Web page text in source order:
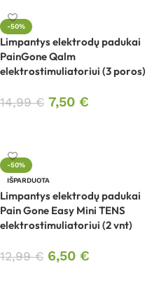
-50%
Limpantys elektrodų padukai
PainGone Qalm
elektrostimuliatoriui (3 poros)
14,99€ 7,50 €
-50%
IŠPARDUOTA
Limpantys elektrodų padukai
Pain Gone Easy Mini TENS
elektrostimuliatoriui (2 vnt)
12,99€ 6,50 €